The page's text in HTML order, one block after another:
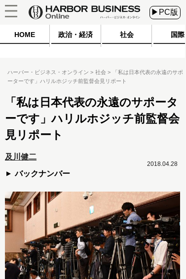
▶PC版
HOME 政治・経済 社会 国際
ハーバー・ビジネス・オンライン 社会
「私は日本代表の永遠のサポ
ーターです」ハリルホジッチ前監督会見リポート
「私は日本代表の永遠のサポータ
ーです」ハリルホジッチ前監督会
見リポート
及川健二
バックナンバー
2018.04.28